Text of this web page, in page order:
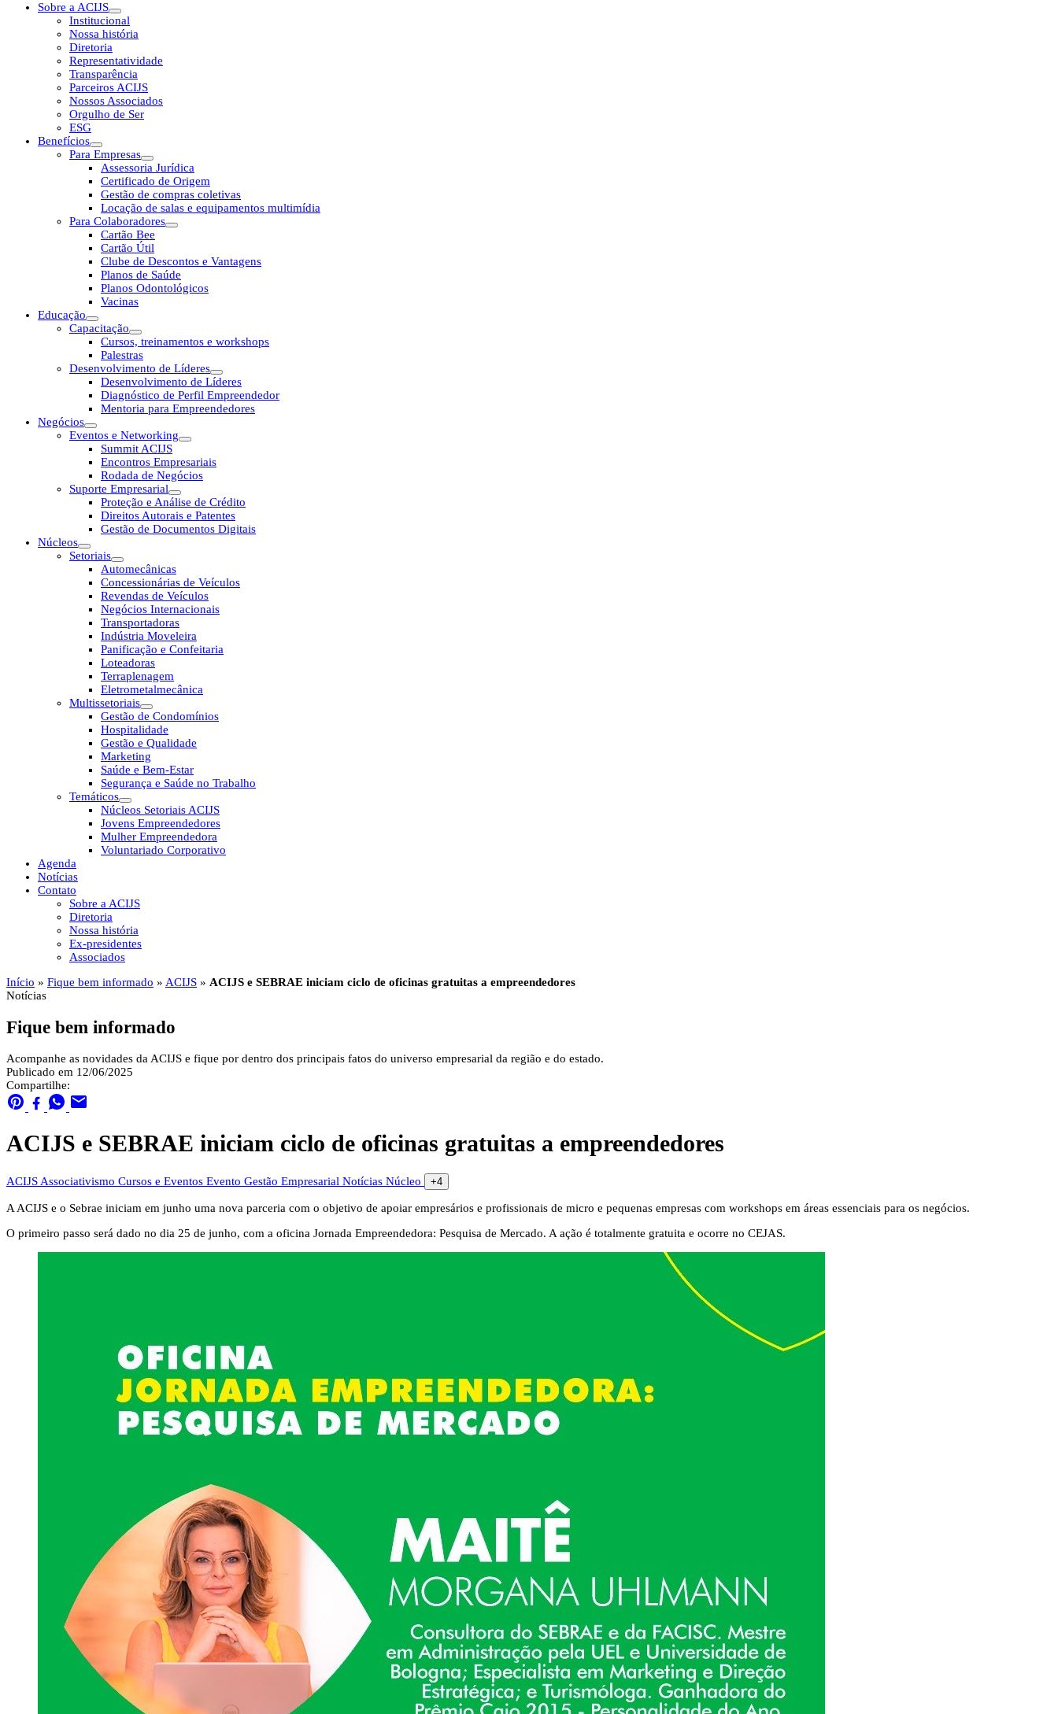
Sobre a ACIJS
Institucional
Nossa história
Diretoria
Representatividade
Transparência
Parceiros ACIJS
Nossos Associados
Orgulho de Ser
ESG
Benefícios
Para Empresas
Assessoria Jurídica
Certificado de Origem
Gestão de compras coletivas
Locação de salas e equipamentos multimídia
Para Colaboradores
Cartão Bee
Cartão Útil
Clube de Descontos e Vantagens
Planos de Saúde
Planos Odontológicos
Vacinas
Educação
Capacitação
Cursos, treinamentos e workshops
Palestras
Desenvolvimento de Líderes
Desenvolvimento de Líderes
Diagnóstico de Perfil Empreendedor
Mentoria para Empreendedores
Negócios
Eventos e Networking
Summit ACIJS
Encontros Empresariais
Rodada de Negócios
Suporte Empresarial
Proteção e Análise de Crédito
Direitos Autorais e Patentes
Gestão de Documentos Digitais
Núcleos
Setoriais
Automecânicas
Concessionárias de Veículos
Revendas de Veículos
Negócios Internacionais
Transportadoras
Indústria Moveleira
Panificação e Confeitaria
Loteadoras
Terraplenagem
Eletrometalmecânica
Multissetoriais
Gestão de Condomínios
Hospitalidade
Gestão e Qualidade
Marketing
Saúde e Bem-Estar
Segurança e Saúde no Trabalho
Temáticos
Núcleos Setoriais ACIJS
Jovens Empreendedores
Mulher Empreendedora
Voluntariado Corporativo
Agenda
Notícias
Contato
Sobre a ACIJS
Diretoria
Nossa história
Ex-presidentes
Associados
Início » Fique bem informado » ACIJS » ACIJS e SEBRAE iniciam ciclo de oficinas gratuitas a empreendedores
Notícias
Fique bem informado
Acompanhe as novidades da ACIJS e fique por dentro dos principais fatos do universo empresarial da região e do estado.
Publicado em 12/06/2025
Compartilhe:
ACIJS e SEBRAE iniciam ciclo de oficinas gratuitas a empreendedores
ACIJS Associativismo Cursos e Eventos Evento Gestão Empresarial Notícias Núcleo +4
A ACIJS e o Sebrae iniciam em junho uma nova parceria com o objetivo de apoiar empresários e profissionais de micro e pequenas empresas com workshops em áreas essenciais para os negócios.
O primeiro passo será dado no dia 25 de junho, com a oficina Jornada Empreendedora: Pesquisa de Mercado. A ação é totalmente gratuita e ocorre no CEJAS.